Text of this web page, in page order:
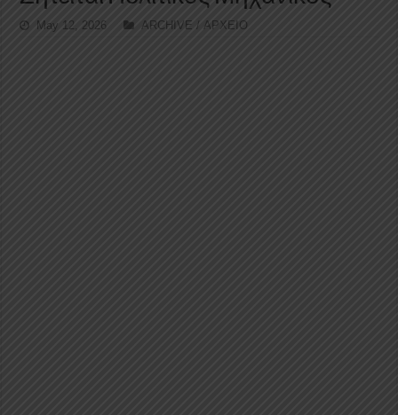
May 12, 2026 ARCHIVE / ΑΡΧΕΙΟ